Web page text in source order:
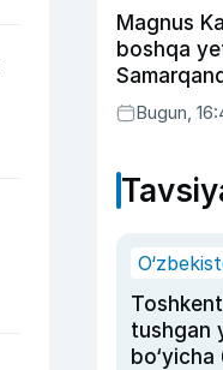
Magnus
boshqa
o‘tkazib
Bugun,
tushgan